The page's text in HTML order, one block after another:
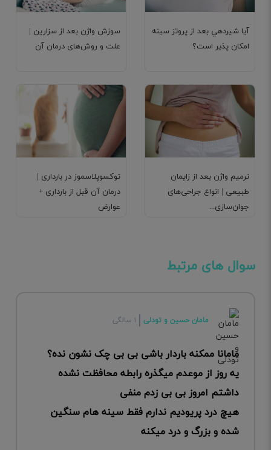
سوزش واژن بعد از سزارین |
علت و روش‌های درمان آن
آیا شيردهي بعد از پروتز سينه
امکان پذیر است؟
توکسوپلاسموز در بارداری |
درمان آن قبل از بارداری +
عوارض
ترمیم واژن بعد از زایمان
طبیعی | انواع جراحی‌های
جوان‌سازی...
سوال های مرتبط
مامان حسین و تودلی ۱ سالگی
مامانا ممکنه باردار باشی بی بی چک نشون نده؟
یه روز از موعدم میگذره رابطه محافظت نشده
داشتم امروز بی بی زدم منفی
هیچ درد پریودیم ندارم فقط سینه هام سنگین
شده و بزرگ و درد میکنه